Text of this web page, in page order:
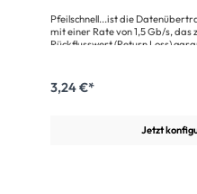
Pfeilschnell...ist die
mit einer Rate von 1,5 Gb/s, das
Rückflusswert (Return Loss)
seiner Doppelschirmung und
Dämpfungswerten viele Vorteile
Vector (RCB) wird im Ü-Wagen,
3,24 €*
Jetzt